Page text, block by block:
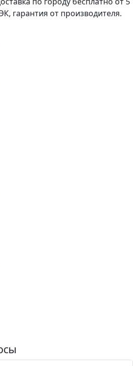
гарантия от производителя.